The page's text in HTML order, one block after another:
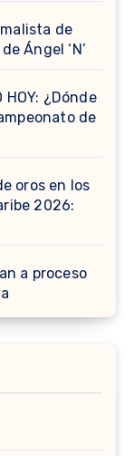
de
Ángel ‘N’
HOY: ¿Dónde
de
oros en los
2026:
a proceso